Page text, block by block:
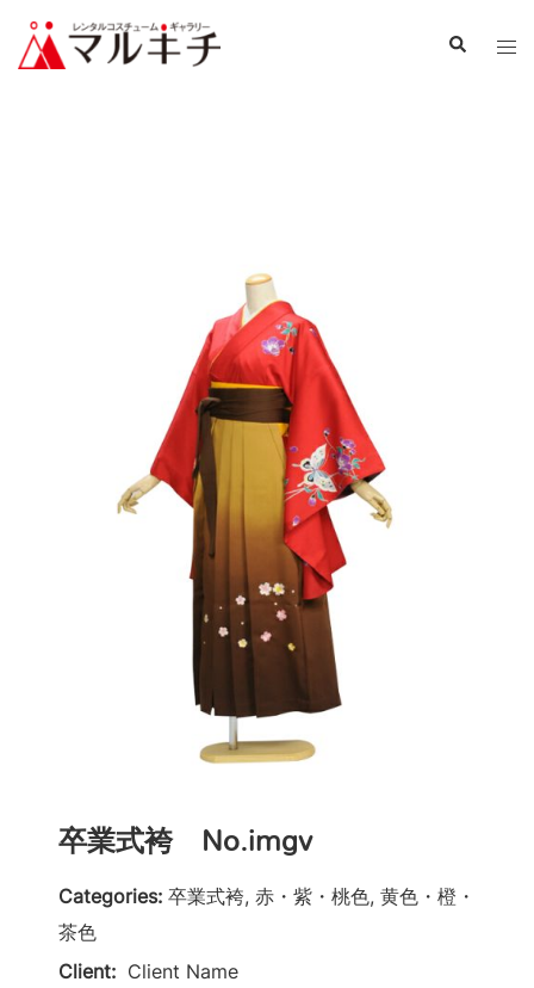
卒業式袴 No.imgv
Categories: 卒業式袴, 赤・紫・桃色, 黄色・橙・
茶色
Client: Client Name